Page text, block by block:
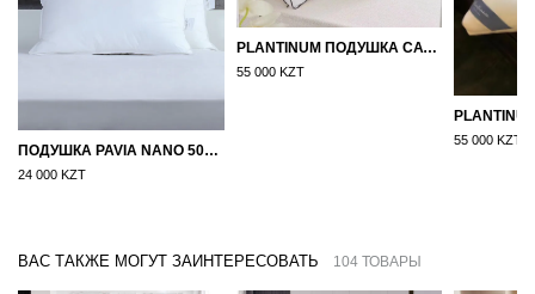
ПОДУШКА PAVIA NANO 50X70
24 000 KZT
PLANTINUM ПОДУШКА САТИН, ШЕЛК 50Х70
55 000 KZT
55 000 KZT
ВАС ТАКЖЕ МОГУТ ЗАИНТЕРЕСОВАТЬ 104 ТОВАРЫ